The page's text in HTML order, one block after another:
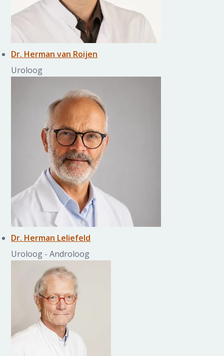
Dr. Herman van Roijen
Uroloog
Dr. Herman Leliefeld
Uroloog - Androloog